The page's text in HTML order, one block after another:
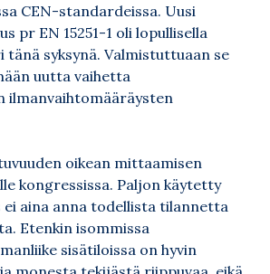
CEN-standardeissa. Uusi
pr EN 15251-1 oli lopullisella
tänä syksynä. Valmistuttuaan se
uutta vaihetta
ilmanvaihtomääräysten
oikean mittaamisen
kongressissa. Paljon käytetty
aina anna todellista tilannetta
Etenkin isommissa
sisätiloissa on hyvin